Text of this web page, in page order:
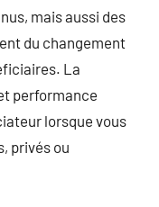
mais aussi des
du changement
La
performance
lorsque vous
privés ou